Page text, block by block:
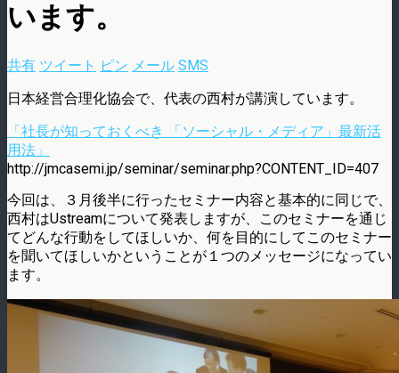
います。
共有 ツイート ピン メール SMS
日本経営合理化協会で、代表の西村が講演しています。
「社長が知っておくべき 「ソーシャル・メディア」最新活
用法」
http://jmcasemi.jp/seminar/seminar.php?CONTENT_ID=407
今回は、３月後半に行ったセミナー内容と基本的に同じで、
西村はUstreamについて発表しますが、このセミナーを通じ
てどんな行動をしてほしいか、何を目的にしてこのセミナー
を聞いてほしいかということが１つのメッセージになってい
ます。